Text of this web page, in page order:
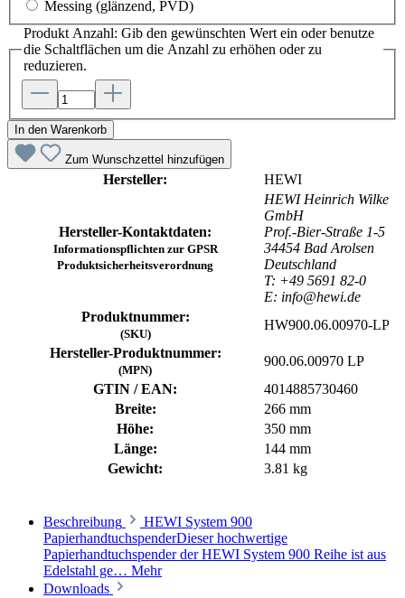
Messing (glänzend, PVD)
Produkt Anzahl: Gib den gewünschten Wert ein oder benutze
die Schaltflächen um die Anzahl zu erhöhen oder zu
reduzieren.
In den Warenkorb
Zum Wunschzettel hinzufügen
Hersteller: HEWI
Hersteller-Kontaktdaten:
Informationspflichten zur GPSR
Produktsicherheitsverordnung
HEWI Heinrich Wilke
GmbH
Prof.-Bier-Straße 1-5
34454 Bad Arolsen
Deutschland
T: +49 5691 82-0
E: info@hewi.de
Produktnummer:
(SKU)
HW900.06.00970-LP
Hersteller-Produktnummer:
(MPN)
900.06.00970 LP
GTIN / EAN:
4014885730460
Breite:
266 mm
Höhe:
350 mm
Länge:
144 mm
Gewicht:
3.81 kg
Beschreibung
HEWI System 900
PapierhandtuchspenderDieser hochwertige
Papierhandtuchspender der HEWI System 900 Reihe ist aus
Edelstahl ge… Mehr
Downloads